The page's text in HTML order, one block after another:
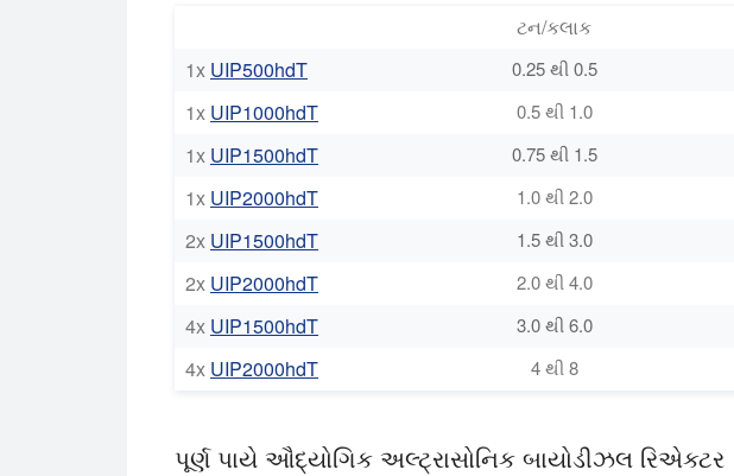
ટન/કલાક
1x UIP500hdT 0.25 થી 0.5
1x UIP1000hdT 0.5 થી 1.0
1x UIP1500hdT 0.75 થી 1.5
1x UIP2000hdT 1.0 થી 2.0
2x UIP1500hdT 1.5 થી 3.0
2x UIP2000hdT 2.0 થી 4.0
4x UIP1500hdT 3.0 થી 6.0
4x UIP2000hdT 4 થી 8
પૂર્ણ પાયે ઔદ્યોગિક અલ્ટ્રાસોનિક બાયોડીઝલ રિએક્ટર